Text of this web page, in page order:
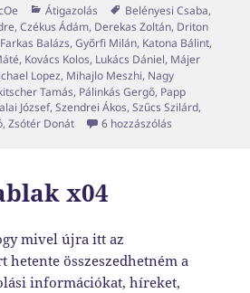
Kategória
Átigazolás Címke
Belényesi Csaba,
,Czékus Ádám, Derekas Zoltán, Driton
Farkas Balázs,Győrfi Milán, Katona Bálint,
, Kovács Kolos, Lukács Dániel, Májer
Lopez, Mihajlo Meszhi, Nagy
Tamás, Pálinkás Gergő, Papp
József,Szendrei Ákos,Szűcs Szilárd,
,Zsótér Donát 6 hozzászólás
x04
mivel újra itt az
hetente összeszedhetném a
információkat, híreket,